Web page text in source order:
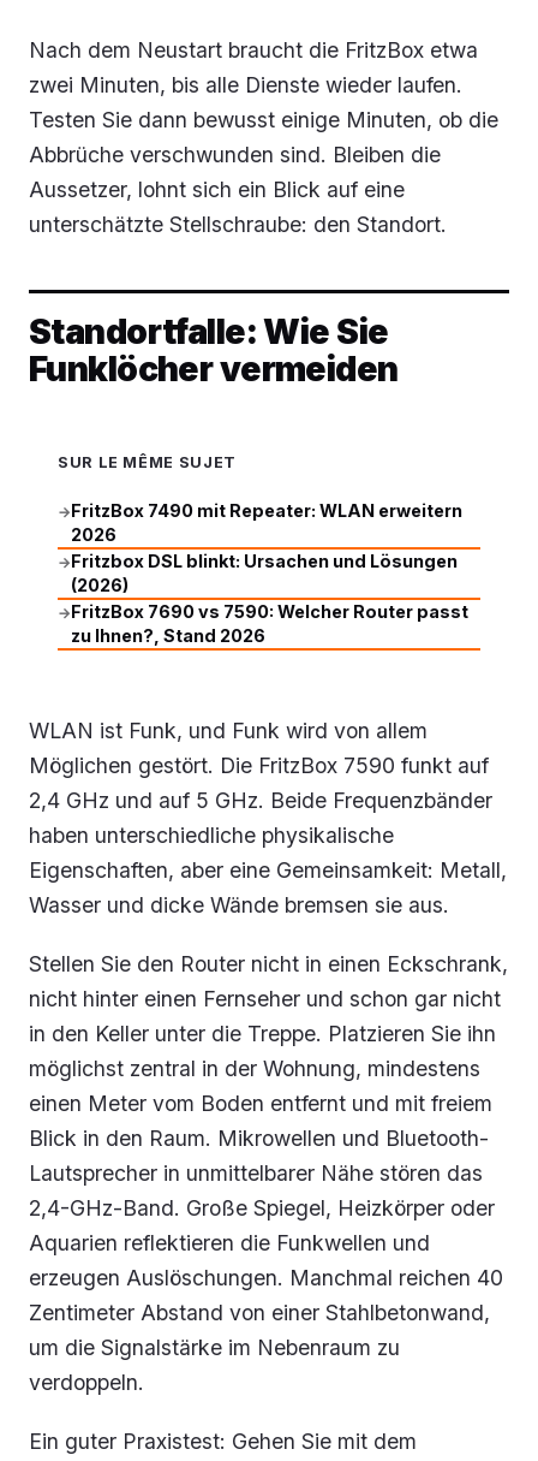
Nach dem Neustart braucht die FritzBox etwa
zwei Minuten, bis alle Dienste wieder laufen.
Testen Sie dann bewusst einige Minuten, ob die
Abbrüche verschwunden sind. Bleiben die
Aussetzer, lohnt sich ein Blick auf eine
unterschätzte Stellschraube: den Standort.
Standortfalle: Wie Sie
Funklöcher vermeiden
SUR LE MÊME SUJET
→FritzBox 7490 mit Repeater: WLAN erweitern
2026
→Fritzbox DSL blinkt: Ursachen und Lösungen
(2026)
→FritzBox 7690 vs 7590: Welcher Router passt
zu Ihnen?, Stand 2026
WLAN ist Funk, und Funk wird von allem
Möglichen gestört. Die FritzBox 7590 funkt auf
2,4 GHz und auf 5 GHz. Beide Frequenzbänder
haben unterschiedliche physikalische
Eigenschaften, aber eine Gemeinsamkeit: Metall,
Wasser und dicke Wände bremsen sie aus.
Stellen Sie den Router nicht in einen Eckschrank,
nicht hinter einen Fernseher und schon gar nicht
in den Keller unter die Treppe. Platzieren Sie ihn
möglichst zentral in der Wohnung, mindestens
einen Meter vom Boden entfernt und mit freiem
Blick in den Raum. Mikrowellen und Bluetooth-
Lautsprecher in unmittelbarer Nähe stören das
2,4-GHz-Band. Große Spiegel, Heizkörper oder
Aquarien reflektieren die Funkwellen und
erzeugen Auslöschungen. Manchmal reichen 40
Zentimeter Abstand von einer Stahlbetonwand,
um die Signalstärke im Nebenraum zu
verdoppeln.
Ein guter Praxistest: Gehen Sie mit dem